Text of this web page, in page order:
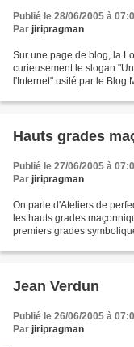
Publié le 28/06/2005 à
Par jiripragman
Sur une page de blog, la
curieusement le slogan
l'Internet" usité par le Blog
Hauts grades
Publié le 27/06/2005 à
Par jiripragman
On parle d'Ateliers de
les hauts grades
premiers grades
Jean Verdun
Publié le 26/06/2005 à
Par jiripragman